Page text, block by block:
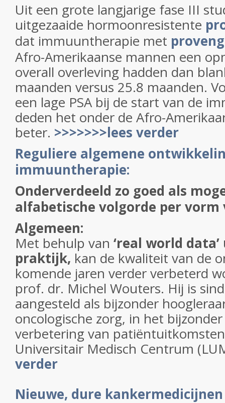
Uit een grote langjarige fase III
uitgezaaide hormoonresistente
dat immuuntherapie met
Afro-Amerikaanse mannen een
overall overleving hadden dan
maanden versus 25.8 maanden.
een lage PSA bij de start van de
deden het onder de Afro-
beter. >>>>>>>lees verder
Reguliere algemene
immuuntherapie:
Onderverdeeld zo goed als
alfabetische volgorde per vorm
Algemeen:
Met behulp van ‘real world
praktijk, kan de kwaliteit van de
komende jaren verder verbeterd
prof. dr. Michel Wouters. Hij is
aangesteld als bijzonder
oncologische zorg, in het
verbetering van
Universitair Medisch Centrum
verder
Nieuwe, dure kankermedicijnen